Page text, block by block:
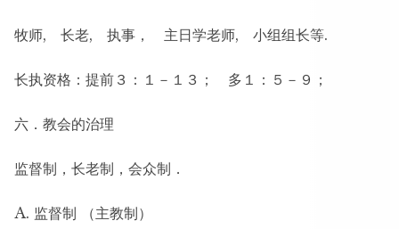
牧师, 长老, 执事， 主日学老师, 小组组长等.
长执资格：提前３：１－１３； 多１：５－９；
六．教会的治理
监督制，长老制，会众制．
A. 监督制 （主教制）